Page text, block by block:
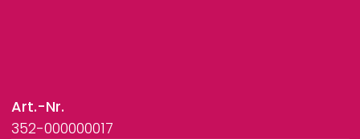
Art.-Nr.
352-000000017